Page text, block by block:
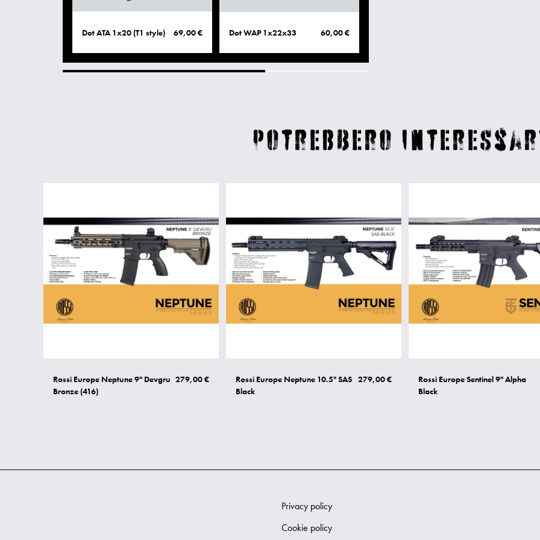
Dot ATA 1x20 (T1 style) 69,00 € Dot WAP 1x22x33 60,00 €
Potrebbero
Rossi Europe Neptune 9" Devgru
Bronze (416)
279,00 €
Rossi Europe Neptune 10.5" SAS
Black
279,00 €
Rossi Europe Sentinel 9" Alpha
Black
Privacy policy
Cookie policy